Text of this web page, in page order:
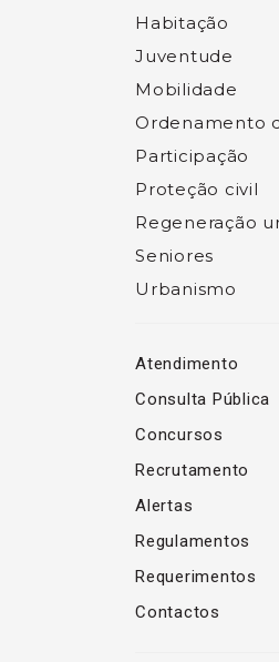
Habitação
Juventude
Mobilidade
Ordenamento
Participação
Proteção civil
Regeneração
Seniores
Urbanismo
Atendimento
Consulta Pública
Concursos
Recrutamento
Alertas
Regulamentos
Requerimentos
Contactos